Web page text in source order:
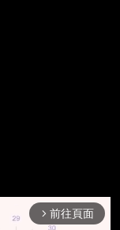
arrow_forward_ios 前往頁面